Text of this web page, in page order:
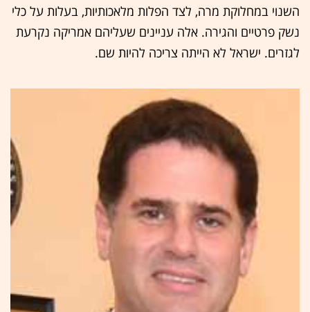
השנוי במחלוקת מרה, לצד הפלות מלאכותיות, בעלות על כלי
נשק פרטיים והגירה. אלה עניינים שעליהם אמריקה נקרעת
לגזרים. ישראל לא הייתה צריכה להיות שם.